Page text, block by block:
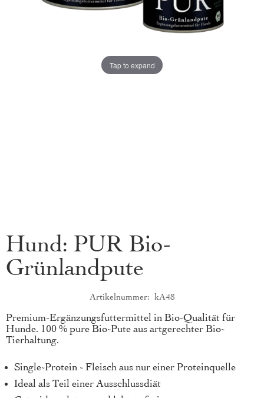
Tap to expand
Hund: PUR Bio-
Grünlandpute
Artikelnummer kA48
Produktkurzbeschreibung
Premium-Ergänzungsfuttermittel in Bio-Qualität für
Hunde. 100 % pure Bio-Pute aus artgerechter Bio-
Tierhaltung.
Single-Protein - Fleisch aus nur einer Proteinquelle
Ideal als Teil einer Ausschlussdiät